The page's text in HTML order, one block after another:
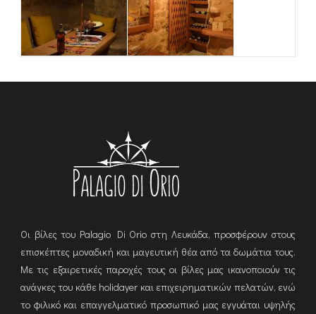
Οι βίλες του Palagio Di Orio στη Λευκάδα, προσφέρουν στους
επισκέπτες μοναδική και μαγευτική θέα από τα δωμάτια τους.
Με τις εξαιρετικές παροχές τους οι βίλες μας ικανοποιούν τις
ανάγκες του κάθε holidayer και επιχειρηματικών πελατών, ενώ
το φιλικό και επαγγελματικό προσωπικό μας εγγυάται υψηλής